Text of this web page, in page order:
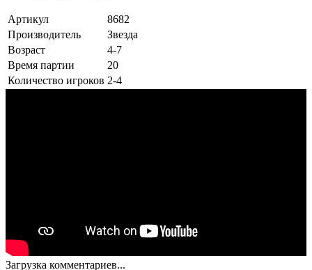
Артикул
8682
Производитель
Звезда
Возраст
4-7
Время партии
20
Количество игроков 2-4
Загрузка комментариев...